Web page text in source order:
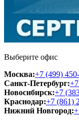
Выберите офис
Москва:+7 (499)
Санкт-Петербург:
Новосибирск:+7
Краснодар:+7 (861)
Нижний Новгород: